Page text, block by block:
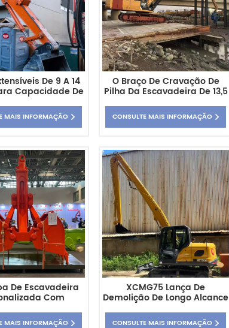
De 9 A 14
Capacidade De
Escavadeira Cat
325-7
MAIS INFORMAÇÃO
O Braço De Cravação De
Pilha Da Escavadeira De 13,5
45-50 Toneladas Tem Uma
Profundidade De Cravação
De Pilha Para Cat350
CONSULTE MAIS INFORMAÇÃO
De Escavadeira
Com
Cúbicos
MAIS INFORMAÇÃO
XCMG75 Lança De
Demolição De Longo Alcance
De Duas Seções
CONSULTE MAIS INFORMAÇÃO